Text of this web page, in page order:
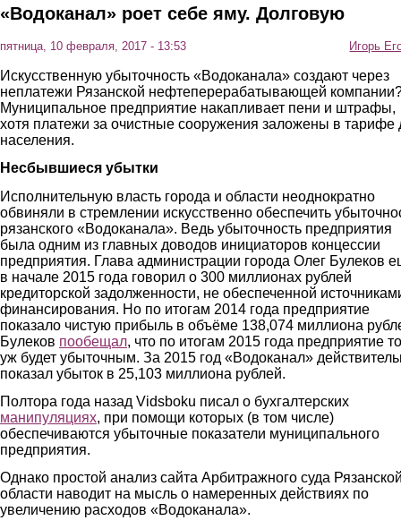
«Водоканал» роет себе яму. Долговую
пятница, 10 февраля, 2017 - 13:53 Игорь
Искусственную убыточность «Водоканала» создают через
неплатежи Рязанской нефтеперерабатывающей
Муниципальное предприятие накапливает пени и штрафы,
хотя платежи за очистные сооружения заложены в тарифе
населения.
Несбывшиеся убытки
Исполнительную власть города и области неоднократно
обвиняли в стремлении искусственно обеспечить
рязанского «Водоканала». Ведь убыточность предприятия
была одним из главных доводов инициаторов концессии
предприятия. Глава администрации города Олег Булеков
в начале 2015 года говорил о 300 миллионах рублей
кредиторской задолженности, не обеспеченной
финансирования. Но по итогам 2014 года предприятие
показало чистую прибыль в объёме 138,074 миллиона
Булеков пообещал, что по итогам 2015 года предприятие
уж будет убыточным. За 2015 год «Водоканал»
показал убыток в 25,103 миллиона рублей.
Полтора года назад Vidsboku писал о бухгалтерских
манипуляциях, при помощи которых (в том числе)
обеспечиваются убыточные показатели муниципального
предприятия.
Однако простой анализ сайта Арбитражного суда
области наводит на мысль о намеренных действиях по
увеличению расходов «Водоканала».